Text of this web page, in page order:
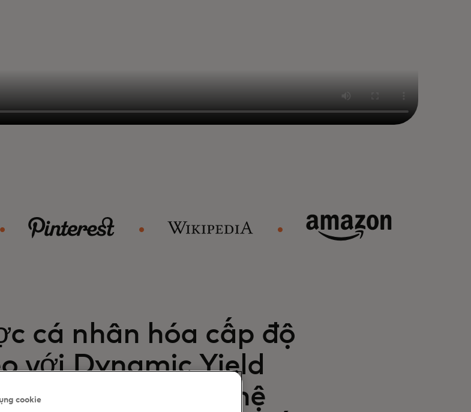
cá nhân hóa cấp độ
với Dynamic Yield
mối quan hệ
cookie